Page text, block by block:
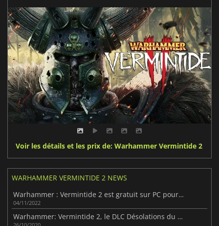
Voir les détails et les prix de: Warhammer Vermintide 2
WARHAMMER VERMINTIDE 2 NEWS
Warhammer : Vermintide 2 est gratuit sur PC pour une durée très limitée
04/11/2022
Warhammer: Vermintide 2, le DLC Désolations du Chaos va ajouter de nouvelles armes